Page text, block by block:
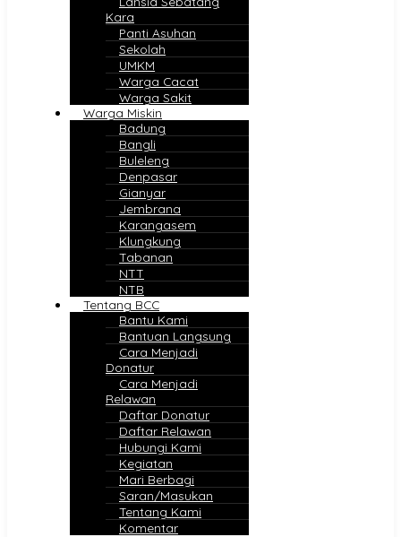
Kara
Panti Asuhan
Sekolah
UMKM
Warga Cacat
Warga Sakit
Warga Miskin
Badung
Bangli
Buleleng
Denpasar
Gianyar
Jembrana
Karangasem
Klungkung
Tabanan
NTT
NTB
Tentang BCC
Bantu Kami
Bantuan Langsung
Cara Menjadi
Donatur
Cara Menjadi
Relawan
Daftar Donatur
Daftar Relawan
Hubungi Kami
Kegiatan
Mari Berbagi
Saran/Masukan
Tentang Kami
Komentar